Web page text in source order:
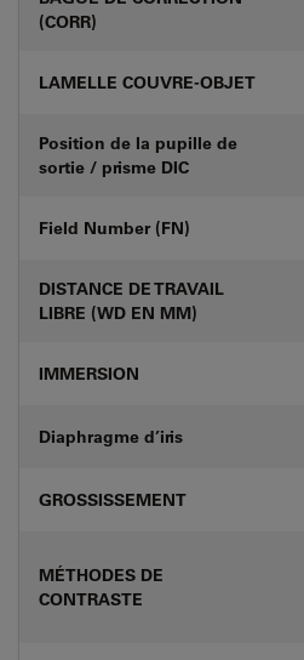
(CORR)
LAMELLE COUVRE-OBJET
Position de la pupille de
sortie / prisme DIC
Field Number (FN)
DISTANCE DE TRAVAIL
LIBRE (WD EN MM)
IMMERSION
Diaphragme d’iris
GROSSISSEMENT
MÉTHODES DE
CONTRASTE